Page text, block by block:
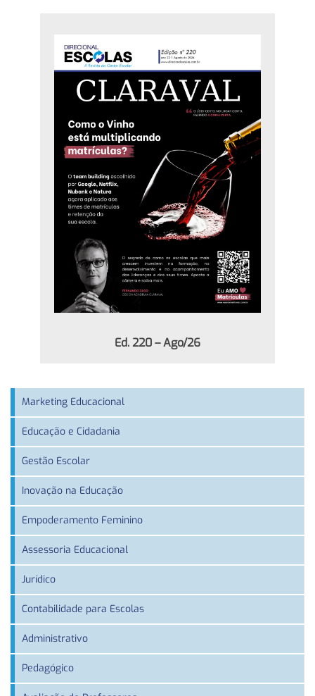
Ed. 220 – Ago/26
Marketing Educacional
Educação e Cidadania
Gestão Escolar
Inovação na Educação
Empoderamento Feminino
Assessoria Educacional
Jurídico
Contabilidade para Escolas
Administrativo
Pedagógico